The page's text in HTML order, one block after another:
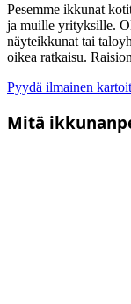
Pesemme ikkunat
ja muille yrityksille.
näyteikkunat tai
oikea ratkaisu.
Pyydä ilmainen
Mitä